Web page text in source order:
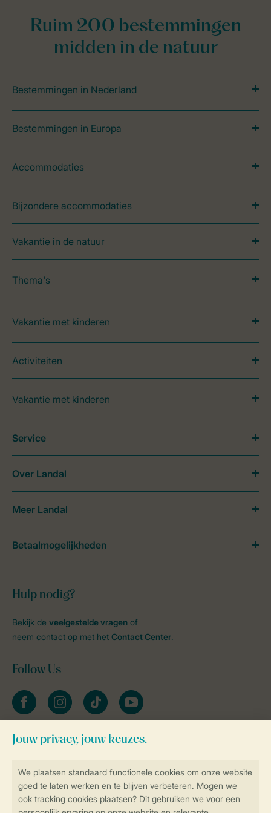
Veilig en snel online boeken
Ruim 200 bestemmingen
midden in de natuur
Bestemmingen in Nederland
Bestemmingen in Europa
Accommodaties
Bijzondere accommodaties
Vakantie in de natuur
Thema's
Vakantie met kinderen
Activiteiten
Vakantie met kinderen
Hulp nodig?
Bekijk de veelgestelde vragen of
neem contact op met het Contact Center.
Follow Us
facebookinstagramtiktok youtube
Blijf op de hoogte
Service
Over Landal
Meer Landal
Betaalmogelijkheden